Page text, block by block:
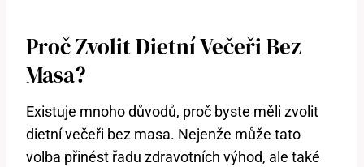
Proč Zvolit Dietní Večeři Bez
Masa?
Existuje mnoho důvodů, proč byste měli zvolit
dietní večeři bez masa. Nejenže může tato
volba přinést řadu zdravotních výhod, ale také